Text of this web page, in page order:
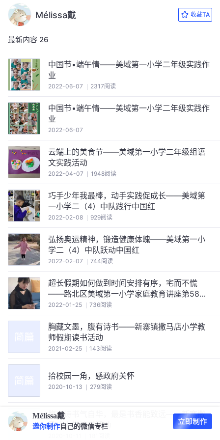
Mélissa戴 收藏TA
最新内容 26
中国节•端午情——美域第一小学二年级实践作
业
2022-06-07 2317阅读
中国节•端午情——美域第一小学二年级实践作
业
2022-06-07
云端上的美食节——美域第一小学二年级组语
文实践活动
2022-04-07 1948阅读
巧手少年我最棒，动手实践促成长——美域第
一小学二（4）中队践行中国红
2022-02-08 929阅读
弘扬奥运精神，锻造健康体魄——美域第一小
学二（4）中队跃动中国红
2022-02-07 744阅读
超长假期如何做到时间安排有序，宅而不慌
——路北区美域第一小学家庭教育讲座第58期
交流活动
2022-01-25 736阅读
胸藏文墨，腹有诗书——新寨镇撒马店小学教
师假期读书活动
2021-02-25 143阅读
拾校园一角，感政府关怀
2020-10-13 279阅读
腹有诗书气自华，最是书香能致远——新寨撒
马店小学读书活动
Mélissa戴
邀你制作 自己的微信专栏